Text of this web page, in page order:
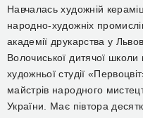
Навчалась художній
народно-художніх
академії друкарства у
Волочиської дитячої школи
художньої студії
майстрів народного
України. Має півтора